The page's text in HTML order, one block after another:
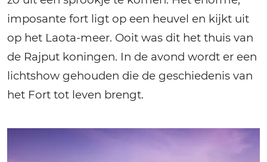
imposante fort ligt op een heuvel en kijkt uit
op het Laota-meer. Ooit was dit het thuis van
de Rajput koningen. In de avond wordt er een
lichtshow gehouden die de geschiedenis van
het Fort tot leven brengt.